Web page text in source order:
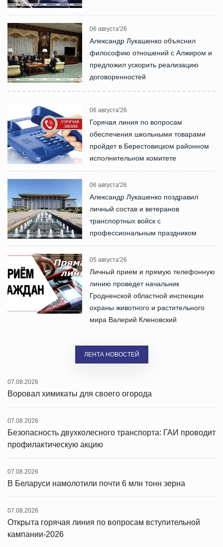
06 августа'26
Александр Лукашенко объяснил
философию отношений с Алжиром и
предложил ускорить реализацию
договоренностей
06 августа'26
Горячая линия по вопросам
обеспечения школьными товарами
пройдет в Берестовицком районном
исполнительном комитете
06 августа'26
Александр Лукашенко поздравил
личный состав и ветеранов
транспортных войск с
профессиональным праздником
05 августа'26
Личный прием и прямую телефонную
линию проведет начальник
Гродненской областной инспекции
охраны животного и растительного
мира Валерий Кленовский
ЛЕНТА НОВОСТЕЙ
07.08.2026
Воровал химикаты для своего огорода
07.08.2026
Безопасность двухколесного транспорта: ГАИ проводит
профилактическую акцию
07.08.2026
В Беларуси намолотили почти 6 млн тонн зерна
07.08.2026
Открыта горячая линия по вопросам вступительной
кампании-2026